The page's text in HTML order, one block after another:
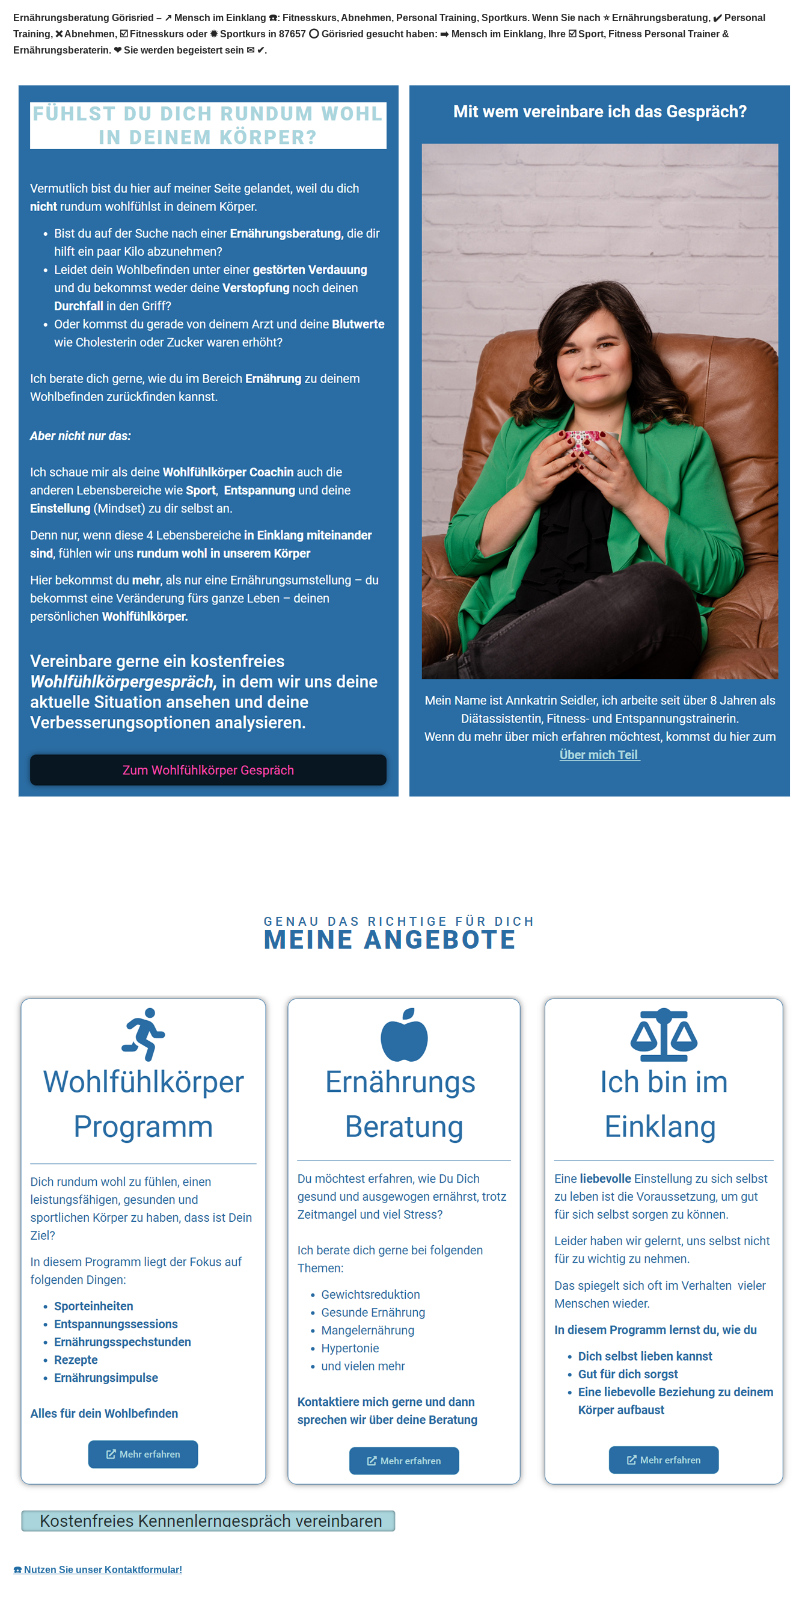
Ernährungsberatung Görisried – ↗️ Mensch im Einklang ☎️: Fitnesskurs, Abnehmen, Personal Training, Sportkurs. Wenn Sie nach ⭐ Ernährungsberatung, ✔️ Personal
Training, ❌ Abnehmen, ☑️ Fitnesskurs oder ✹ Sportkurs in 87657 ⭕ Görisried gesucht haben: ➡️ Mensch im Einklang, Ihre ☑️ Sport, Fitness Personal Trainer &
Ernährungsberaterin. ❤ Sie werden begeistert sein ✉ ✔.
☎️ Nutzen Sie unser Kontaktformular!